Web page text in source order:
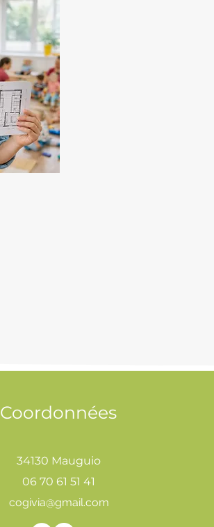
Coordonnées
34130 Mauguio
06 70 61 51 41
cogivia@gmail.com